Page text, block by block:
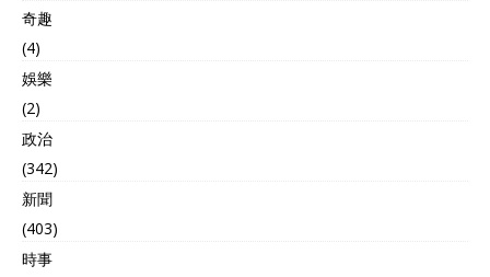
奇趣
(4)
娛樂
(2)
政治
(342)
新聞
(403)
時事